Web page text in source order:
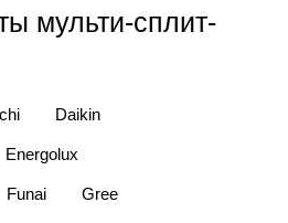
мульти-сплит-
Daikin
Energolux
Funai Gree